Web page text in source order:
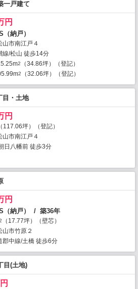
一戸建て
円
納戸）
山市南江戸４
線/松山 徒歩14分
2
（34.86坪）（登記）
2 （32.06坪）（登記）
目・土地
円
（117.06坪）（登記）
山市南江戸４
日八幡前 徒歩3分
円
（納戸） / 築36年
（17.77坪）（壁芯）
山市竹原２
郡中線/土橋 徒歩6分
目(土地)